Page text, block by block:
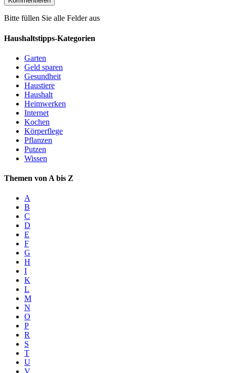
Bitte füllen Sie alle Felder aus
Haushaltstipps-Kategorien
Garten
Geld sparen
Gesundheit
Haustiere
Haushalt
Heimwerken
Internet
Kochen
Körperflege
Pflanzen
Putzen
Wissen
Themen von A bis Z
A
B
C
D
E
F
G
H
I
K
L
M
N
O
P
R
S
T
U